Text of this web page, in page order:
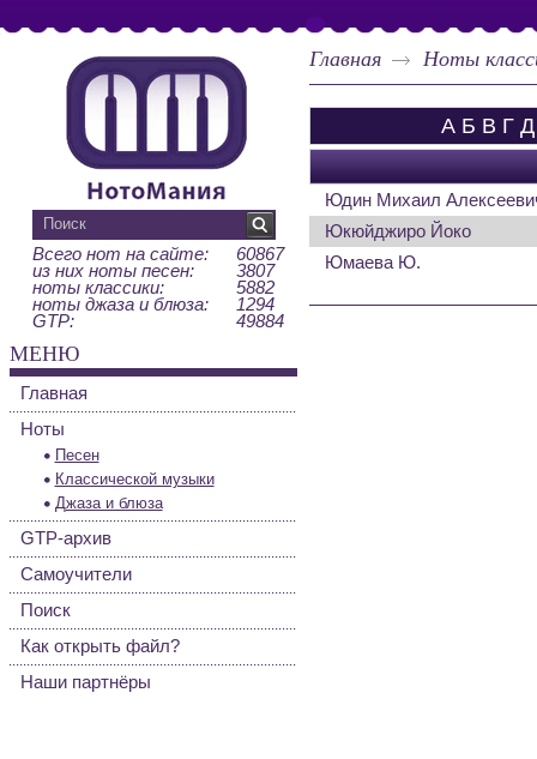
Главная Ноты
А Б В Г Д
Юдин Михаил
Юкюйджиро Йоко
Юмаева Ю.
Всего нот на сайте:
60867
из них ноты песен:
3807
ноты классики:
5882
ноты джаза и блюза:
1294
GTP:
49884
МЕНЮ
Главная
Ноты
Песен
Классической музыки
Джаза и блюза
GTP-архив
Самоучители
Поиск
Как открыть файл?
Наши партнёры